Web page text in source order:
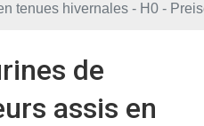
tenues hivernales - H0 -
de
assis en